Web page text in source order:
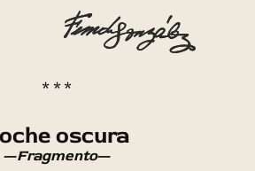
* * *
oscura
—Fragmento—